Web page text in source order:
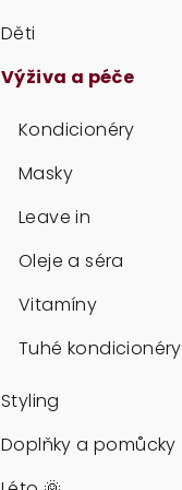
Děti
Výživa a péče
Kondicionéry
Masky
Leave in
Oleje a séra
Vitamíny
Tuhé kondicionéry
Styling
Doplňky a pomůcky